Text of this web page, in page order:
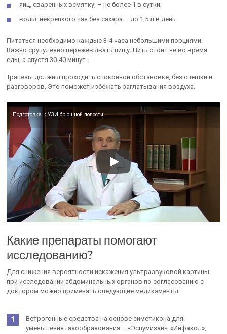
яиц, сваренных всмятку, – не более 1 в сутки;
воды, некрепкого чая без сахара – до 1,5 л в день.
Питаться необходимо каждые 3-4 часа небольшими порциями.
Важно срупулезно пережевывать пищу. Пить стоит не во время
еды, а спустя 30-40 минут.
Трапезы должны проходить спокойной обстановке, без спешки и
разговоров. Это поможет избежать заглатывания воздуха.
Подготовка к УЗИ брюшной полости
Какие препараты помогают
исследованию?
Для снижения вероятности искажения ультразвуковой картины
при исследовании абдоминальных органов по согласованию с
доктором можно применять следующие медикаменты:
Ветрогонные средства на основе симетикона для
уменьшения газообразования – «Эспумизан», «Инфакол»,